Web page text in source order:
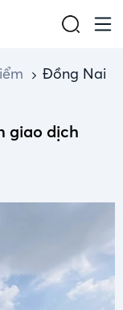
Đồng Nai
giao dịch